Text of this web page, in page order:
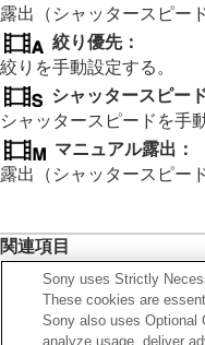
ISO感度を選ぶ
ホワイトバランス
画像に効果を加える
ドライブモードを
インターバル撮影
より高解像の静止
画質や記録形式を
タッチ機能を使う
フラッシュを使う
手ブレを補正する
レンズ補正（静止
ノイズリダクショ
撮影中の画面表示
露出（シャッタースピー
絞り優先：
絞りを手動設定する。
シャッタースピー
シャッタースピードを手
マニュアル露出 ：
露出（シャッタースピー
関連項目
露出制御方式
Sony uses Strictly
These cookies are
Sony also uses Optional
analyze usage, deliver